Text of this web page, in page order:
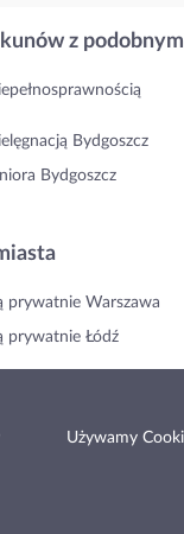
z
Bydgoszcz
Bydgoszcz
prywatnie Warszawa
prywatnie Łódź
Używamy